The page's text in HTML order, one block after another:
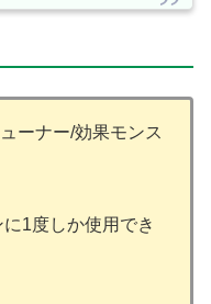
ーナー/効果モンス
1度しか使用でき